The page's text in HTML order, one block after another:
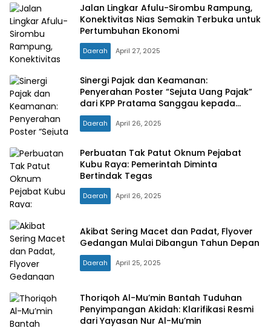
Jalan Lingkar Afulu-Sirombu Rampung,
Konektivitas Nias Semakin Terbuka untuk
Pertumbuhan Ekonomi
Daerah April 27, 2025
Sinergi Pajak dan Keamanan:
Penyerahan Poster “Sejuta Uang Pajak”
dari KPP Pratama Sanggau kepada
Polres Sanggau dan Polsek Jajaran
Daerah April 26, 2025
Perbuatan Tak Patut Oknum Pejabat
Kubu Raya: Pemerintah Diminta
Bertindak Tegas
Daerah April 26, 2025
Akibat Sering Macet dan Padat, Flyover
Gedangan Mulai Dibangun Tahun Depan
Daerah April 25, 2025
Thoriqoh Al-Mu’min Bantah Tuduhan
Penyimpangan Akidah: Klarifikasi Resmi
dari Yayasan Nur Al-Mu’min